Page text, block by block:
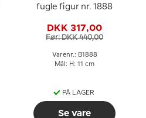
fugle figur nr. 1888
DKK 317,00
Før: DKK 440,00
Varenr.: B1888
Mål: H: 11 cm
PÅ LAGER
Se vare